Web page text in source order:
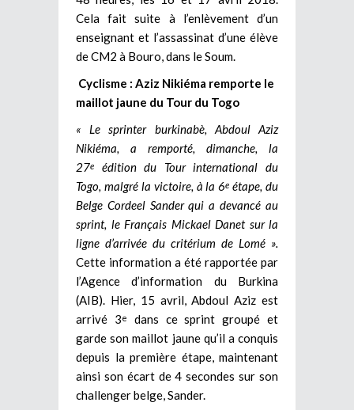
Cela fait suite à l’enlèvement d’un
enseignant et l’assassinat d’une élève
de CM2 à Bouro, dans le Soum.
Cyclisme : Aziz Nikiéma remporte le
maillot jaune du Tour du Togo
« Le sprinter burkinabè, Abdoul Aziz
Nikiéma, a remporté, dimanche, la
27e
édition du Tour international du
Togo, malgré la victoire, à la 6e étape, du
Belge Cordeel Sander qui a devancé au
sprint, le Français Mickael Danet sur la
ligne d’arrivée du critérium de Lomé ».
Cette information a été rapportée par
l’Agence d’information du Burkina
(AIB). Hier, 15 avril, Abdoul Aziz est
arrivé 3e
dans ce sprint groupé et
garde son maillot jaune qu’il a conquis
depuis la première étape, maintenant
ainsi son écart de 4 secondes sur son
challenger belge, Sander.